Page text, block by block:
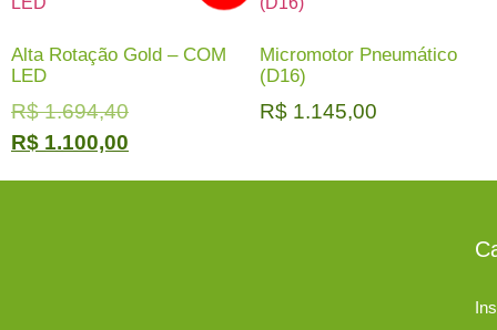
Alta Rotação Gold – COM
LED
R$1.694,40
R$ 1.100,00
Micromotor Pneumático
(D16)
R$ 1.145,00